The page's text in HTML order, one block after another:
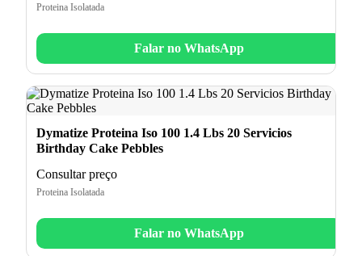
Proteina Isolatada
Falar no WhatsApp
Dymatize Proteina Iso 100 1.4 Lbs 20 Servicios
Birthday Cake Pebbles
Consultar preço
Proteina Isolatada
Falar no WhatsApp